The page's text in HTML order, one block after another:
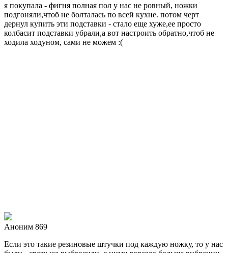
я покупала - фигня полная пол у нас не ровный, ножки
подгоняли,чтоб не болталась по всей кухне. потом черт
дернул купить эти подставки - стало еще хуже,ее просто
колбасит подставки убрали,а вот настроить обратно,чтоб не
ходила ходуном, сами не можем :(
Аноним 869
Если это такие резиновые штучки под каждую ножку, то у нас